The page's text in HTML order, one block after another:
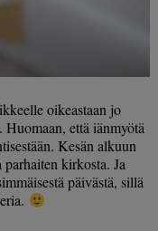
oikeastaan jo
että iänmyötä
Kesän alkuun
kirkosta. Ja
päivästä, sillä